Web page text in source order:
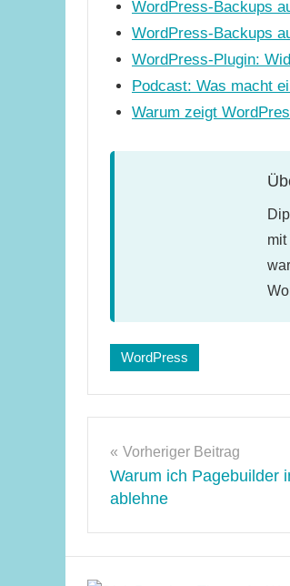
WordPress-Backups
WordPress-Backups
WordPress-Plugin:
Podcast: Was macht
Warum zeigt
mit
Schlagwörter:
WordPress
Beitragsnavigation
Vorheriger Beitrag
Warum ich Pagebuilder
ablehne